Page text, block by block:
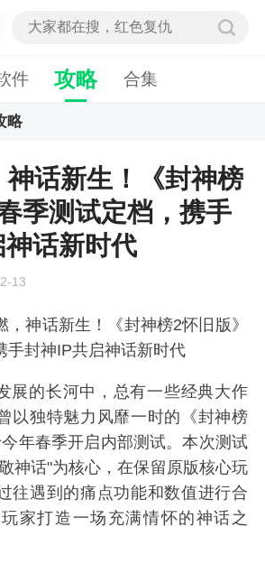
件 攻略 合集
略
共启神话新时代
话新生！《封神榜
季测试定档，携手
话新时代
13
神话新生！《封神榜2怀旧版》
手封神IP共启神话新时代
的长河中，总有一些经典大作
以独特魅力风靡一时的《封神榜
年春季开启内部测试。本次测试
神话"为核心，在保留原版核心玩
往遇到的痛点功能和数值进行合
家打造一场充满情怀的神话之